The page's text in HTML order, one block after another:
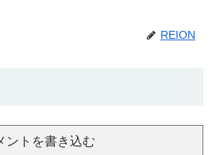
REION
ントを書き込む